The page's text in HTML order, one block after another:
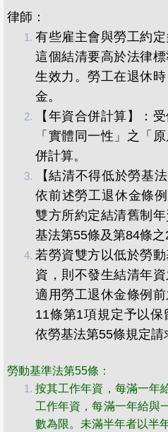
律師：
有些雇主會與勞工約
這個結清要高於法律
生效力。勞工在退休
金。
【年資合併計算】：
「實體同一性」之「
併計算。
【結清不得低於勞基
依前述勞工退休金條
雙方所約定結清舊制
基法第55條及第84條之
若勞資雙方以低於勞
資，則不發生結清年
適用勞工退休金條例
11條第1項規定予以保
依勞基法第55條規定請
​勞動基準法第55條：
按其工作年資，每滿一年
工作年資，每滿一年給與
數為限。未滿半年者以半